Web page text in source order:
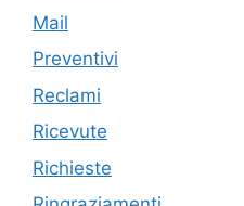
Mail
Preventivi
Reclami
Ricevute
Richieste